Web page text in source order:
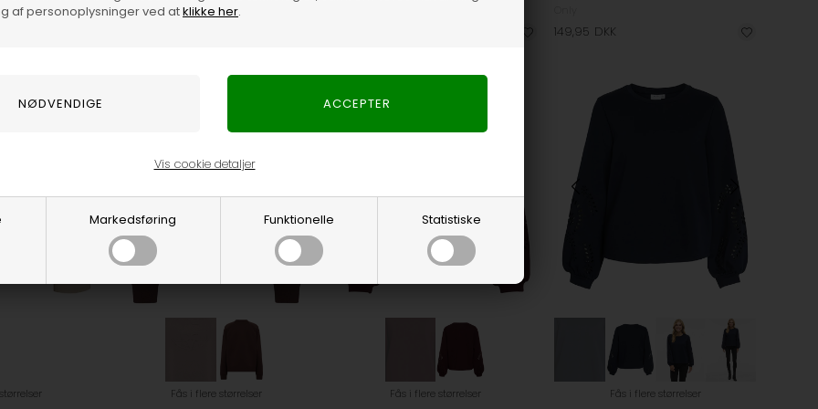
af personoplysninger ved atklikke her.
Markedsføring Funktionelle Statistiske
Vis cookie detaljer
Gestuz
149,95 DKK
Fås i flere størrelser Fås i flere størrelser Fås i flere størrelser